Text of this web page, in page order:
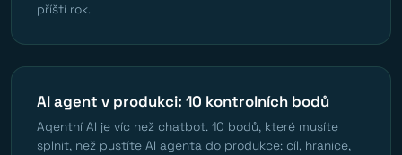
příští rok.
AI agent v produkci: 10 kontrolních bodů
Agentní AI je víc než chatbot. 10 bodů, které musíte
splnit, než pustíte AI agenta do produkce: cíl, hranice,